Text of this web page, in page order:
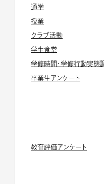
通学
授業
クラブ活動
学生食堂
学修時間・学修行動実態
卒業生アンケート
教育評価アンケート